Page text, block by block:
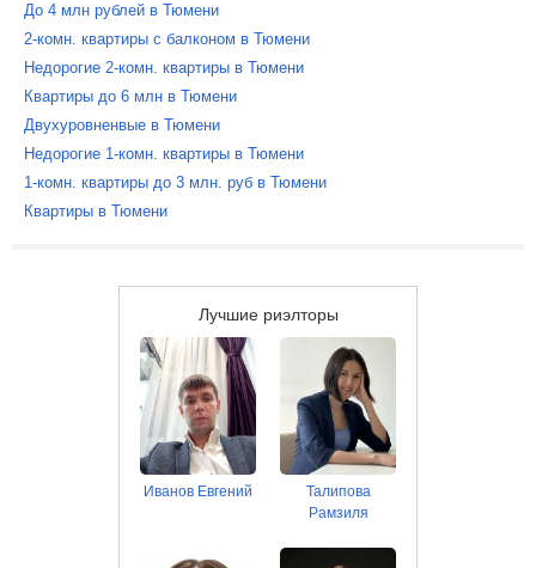
До 4 млн рублей в Тюмени
2-комн. квартиры с балконом в Тюмени
Недорогие 2-комн. квартиры в Тюмени
Квартиры до 6 млн в Тюмени
Двухуровненвые в Тюмени
Недорогие 1-комн. квартиры в Тюмени
1-комн. квартиры до 3 млн. руб в Тюмени
Квартиры в Тюмени
Лучшие риэлторы
Иванов Евгений
Талипова
Рамзиля